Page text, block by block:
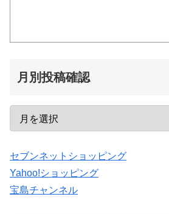
月別投稿確認
セブンネットショッピング
Yahoo!ショッピング
宝島チャンネル